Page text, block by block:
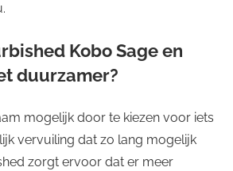
Kobo Sage en
duurzamer?
mogelijk door te kiezen voor iets
vervuiling dat zo lang mogelijk
zorgt ervoor dat er meer